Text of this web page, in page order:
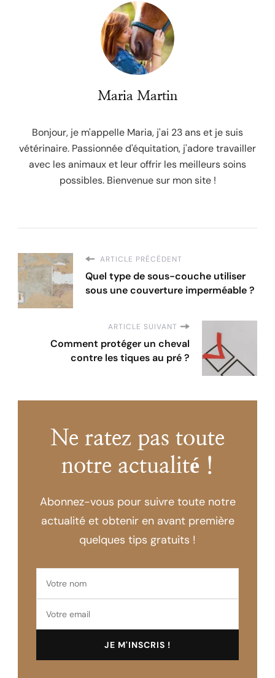
Maria Martin
Bonjour, je m'appelle Maria, j'ai 23 ans et je suis
vétérinaire. Passionnée d'équitation, j'adore travailler
avec les animaux et leur offrir les meilleurs soins
possibles. Bienvenue sur mon site !
ARTICLE PRÉCÉDENT
Quel type de sous-couche utiliser
sous une couverture imperméable ?
ARTICLE SUIVANT
Comment protéger un cheval
contre les tiques au pré ?
Ne ratez pas toute
notre actualité !
Abonnez-vous pour suivre toute notre
actualité et obtenir en avant première
quelques tips gratuits !